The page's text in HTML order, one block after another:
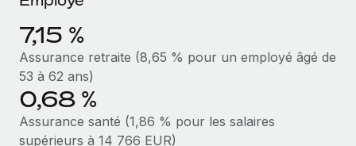
Création d’entité
Établissez des entités rapidement et en toute
conformité
Mobilité et déménagement international
Organisez facilement le déménagement de vos
employés
l’international, le recrutement sans changer de
plateforme
Impact Les clients BambooHR peuvent désormais
embaucher et gérer les employés internationaux...
En savoir plus
BLOG
Mises à jour des produits de Remote :
Intégrations Gusto et Xero et Gestion des
freelances Plus
7,15 %
Assurance retraite (8,65 % pour un employé âgé de
53 à 62 ans)
0,68 %
Assurance santé (1,86 % pour les salaires
supérieurs à 14 766 EUR)